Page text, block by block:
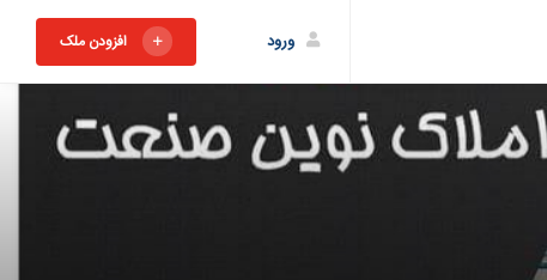
افزودن ملک ورود